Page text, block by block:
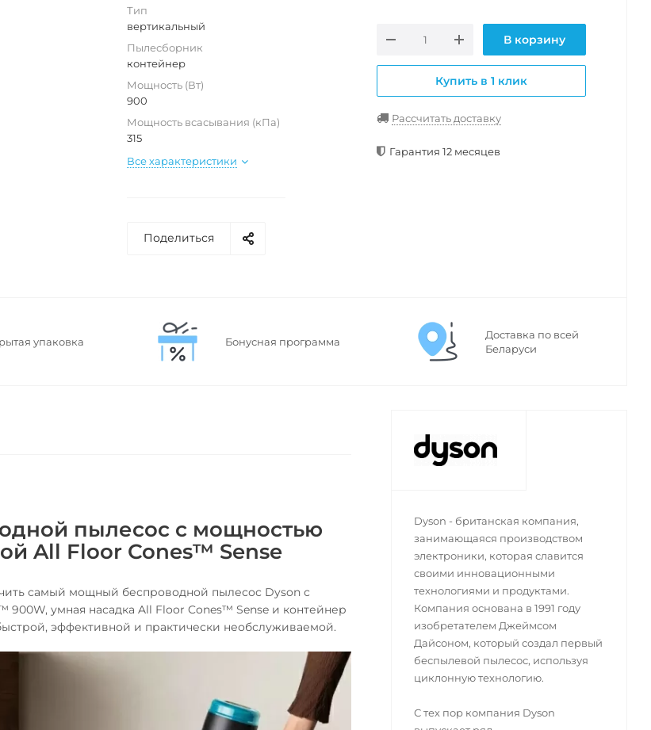
Тип
вертикальный
Пылесборник
контейнер
Мощность (Вт)
900
Мощность всасывания (кПа)
315
Все характеристики
В корзину
Купить в 1 клик
Рассчитать доставку
Гарантия 12 месяцев
Поделиться
упаковка Бонусная программа
Доставка по всей
Беларуси
пылесос с мощностью
All Floor Cones™ Sense
самый мощный беспроводной пылесос Dyson с
умная насадка All Floor Cones™ Sense и контейнер
эффективной и практически необслуживаемой.
Dyson - британская компания,
занимающаяся производством
электроники, которая славится
своими инновационными
технологиями и продуктами.
Компания основана в 1991 году
изобретателем Джеймсом
Дайсоном, который создал первый
беспылевой пылесос, используя
циклонную технологию.
С тех пор компания Dyson